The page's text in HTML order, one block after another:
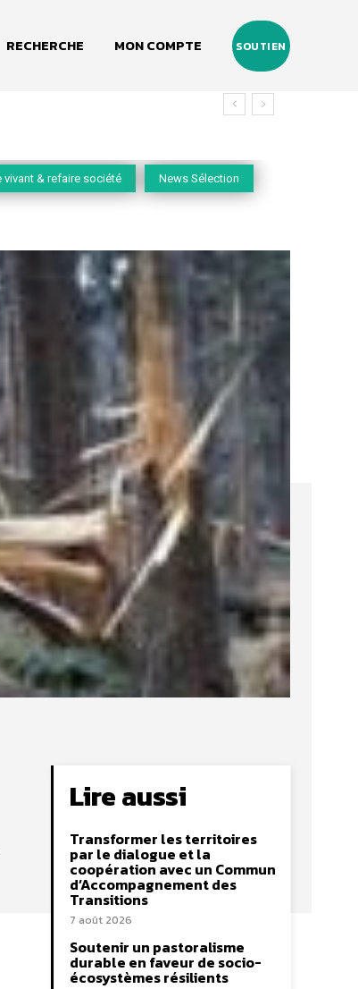
RECHERCHE MON COMPTE SOUTIEN
vivant & refaire société News Sélection
Lire aussi
Transformer les territoires
par le dialogue et la
coopération avec un Commun
d’Accompagnement des
Transitions
7 août 2026
Soutenir un pastoralisme
durable en faveur de socio-
écosystèmes résilients